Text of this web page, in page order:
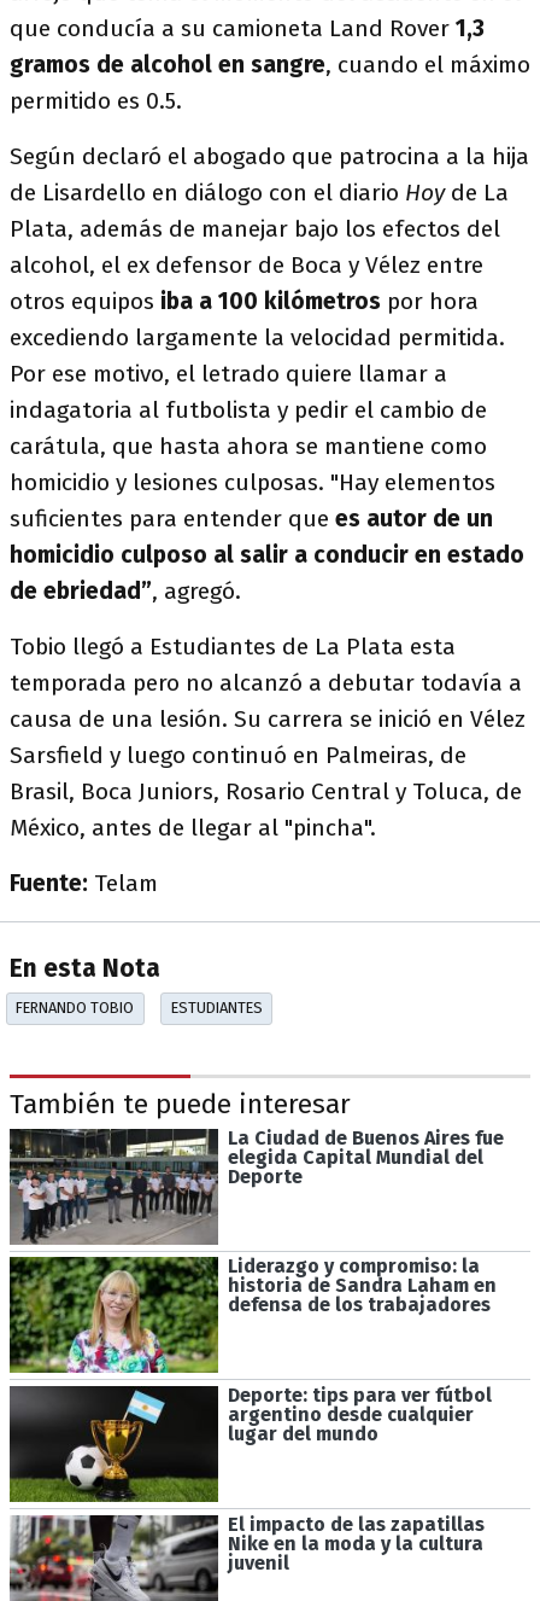
que conducía a su camioneta Land Rover 1,3
gramos de alcohol en sangre, cuando el máximo
permitido es 0.5.
Según declaró el abogado que patrocina a la hija
de Lisardello en diálogo con el diario Hoyde La
Plata, además de manejar bajo los efectos del
alcohol, el ex defensor de Boca y Vélez entre
otros equipos iba a 100 kilómetros por hora
excediendo largamente la velocidad permitida.
Por ese motivo, el letrado quiere llamar a
indagatoria al futbolista y pedir el cambio de
carátula, que hasta ahora se mantiene como
homicidio y lesiones culposas. "Hay elementos
suficientes para entender que es autor de un
homicidio culposo al salir a conducir en estado
de ebriedad”, agregó.
Tobio llegó a Estudiantes de La Plata esta
temporada pero no alcanzó a debutar todavía a
causa de una lesión. Su carrera se inició en Vélez
Sarsfield y luego continuó en Palmeiras, de
Brasil, Boca Juniors, Rosario Central y Toluca, de
México, antes de llegar al "pincha".
Fuente: Telam
En esta Nota
FERNANDO TOBIO ESTUDIANTES
También te puede interesar
La Ciudad de Buenos Aires fue
elegida Capital Mundial del
Deporte
Liderazgo y compromiso: la
historia de Sandra Laham en
defensa de los trabajadores
Deporte: tips para ver fútbol
argentino desde cualquier
lugar del mundo
El impacto de las zapatillas
Nike en la moda y la cultura
juvenil